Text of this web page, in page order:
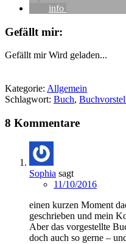
info
Gefällt mir:
Gefällt mir Wird geladen...
Kategorie: Allgemein
Schlagwort: Buch,
8 Kommentare
Sophia sagt
11/10/2016
einen kurzen Moment
geschrieben und mein
Aber das vorgestellte
doch auch so gerne –